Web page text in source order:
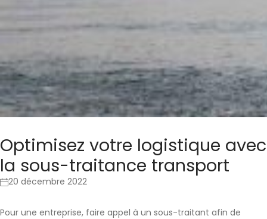
Optimisez votre logistique avec
la sous-traitance transport
20 décembre 2022
Pour une entreprise, faire appel à un sous-traitant afin de